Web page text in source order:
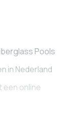
Pools
in Nederland
een online